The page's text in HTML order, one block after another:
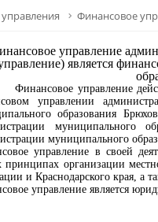
Финансовое
управление
является
управление
управлении
образования
муниципального
муниципального
управление в своей
организации
и Краснодарского края, а
управление является